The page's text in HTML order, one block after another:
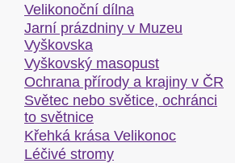
Velikonoční dílna
Jarní prázdniny v Muzeu
Vyškovska
Vyškovský masopust
Ochrana přírody a krajiny v ČR
Světec nebo světice, ochránci
to světnice
Křehká krása Velikonoc
Léčivé stromy